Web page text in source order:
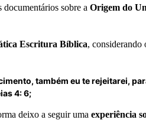
documentários sobre a Origem do
Escritura Bíblica, considerando
também eu te rejeitarei,
4: 6;
deixo a seguir uma experiência